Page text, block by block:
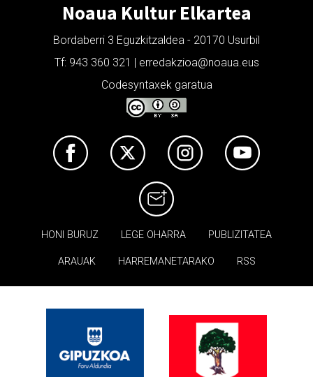
Noaua Kultur Elkartea
Bordaberri 3 Eguzkitzaldea - 20170 Usurbil
Tf: 943 360 321 | erredakzioa@noaua.eus
Codesyntaxek garatua
HONI BURUZ LEGE OHARRA PUBLIZITATEA
ARAUAK HARREMANETARAKO RSS